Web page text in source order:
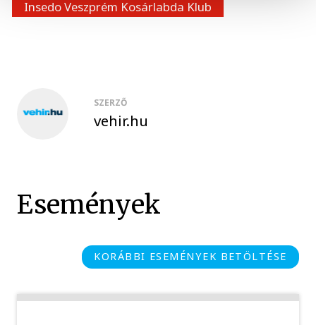
Insedo Veszprém Kosárlabda Klub
SZERZŐ
vehir.hu
Események
KORÁBBI ESEMÉNYEK BETÖLTÉSE